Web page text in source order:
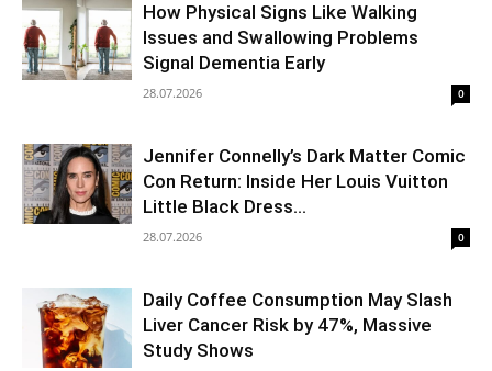
How Physical Signs Like Walking
Issues and Swallowing Problems
Signal Dementia Early
28.07.2026 0
Jennifer Connelly’s Dark Matter Comic
Con Return: Inside Her Louis Vuitton
Little Black Dress...
28.07.2026 0
Daily Coffee Consumption May Slash
Liver Cancer Risk by 47%, Massive
Study Shows